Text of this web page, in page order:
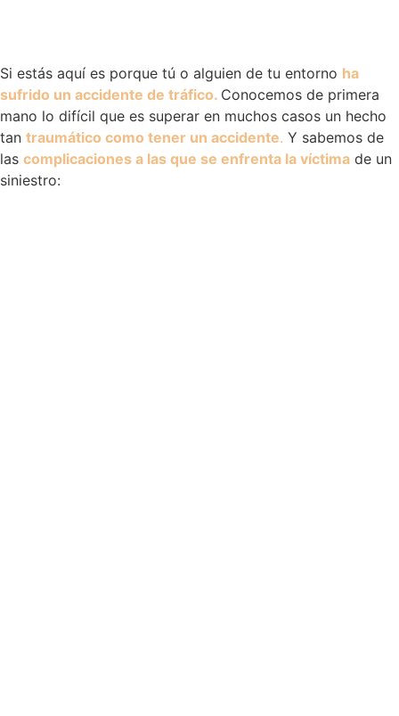
Si estás aquí es porque tú o alguien de tu entorno ha
sufrido un accidente de tráfico. Conocemos de primera
mano lo difícil que es superar en muchos casos un hecho
tan traumático como tener un accidente. Y sabemos de
las complicaciones a las que se enfrenta la víctima de un
siniestro: